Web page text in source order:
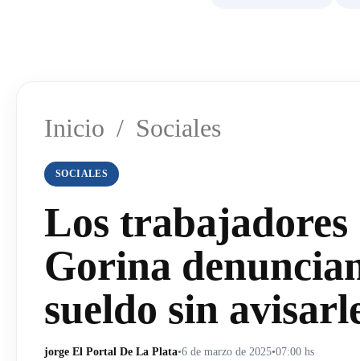
Inicio / Sociales
SOCIALES
Los
Gorina
sueldo sin
jorge El Portal De La Plata•6 de marzo de 2025•07:00 hs